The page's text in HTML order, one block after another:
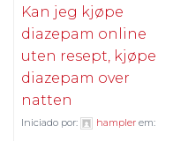
Kan jeg kjøpe
diazepam online
uten resept, kjøpe
diazepam over
natten
Iniciado por: hampler em: